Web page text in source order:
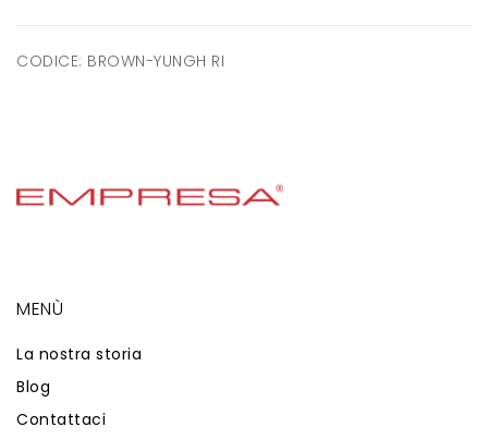
CODICE: BROWN-YUNGH RI
MENÙ
La nostra storia
Blog
Contattaci